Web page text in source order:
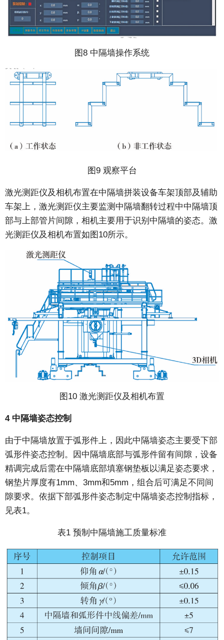
图8 中隔墙操作系统
图9 观察平台
激光测距仪及相机布置在中隔墙拼装设备车架顶部及辅助
车架上，激光测距仪主要监测中隔墙翻转过程中中隔墙顶
部与上部管片间隙，相机主要用于识别中隔墙的姿态。激
光测距仪及相机布置如图10所示。
图10 激光测距仪及相机布置
4 中隔墙姿态控制
由于中隔墙放置于弧形件上，因此中隔墙姿态主要受下部
弧形件姿态控制。因中隔墙底部与弧形件留有间隙，设备
精调完成后需在中隔墙底部填塞钢垫板以满足姿态要求，
钢垫片厚度有1mm、3mm和5mm，组合后可满足不同间
隙要求。依据下部弧形件姿态制定中隔墙姿态控制指标，
见表1。
表1 预制中隔墙施工质量标准